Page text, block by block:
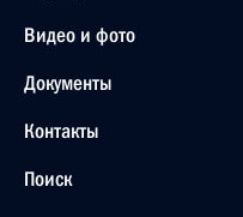
Видео и фото
Документы
Контакты
Поиск